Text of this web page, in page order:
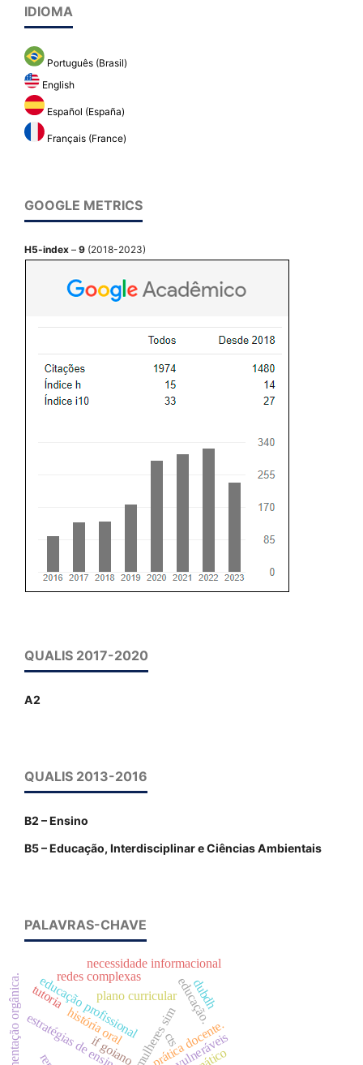
IDIOMA
Português (Brasil)
English
Español (España)
Français (France)
GOOGLE METRICS
H5-index – 9 (2018-2023)
QUALIS 2017-2020
A2
QUALIS 2013-2016
B2 – Ensino
B5 – Educação, Interdisciplinar e Ciências Ambientais
PALAVRAS-CHAVE
educação profissional
estratégias de ensino
redes complexas
plano curricular
história oral
necessidade informacional
educação.
mulheres sim
alimentação orgânica. if goiano prática docente.
dubdh
tutoria
cts